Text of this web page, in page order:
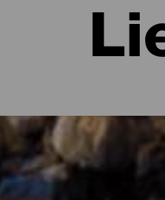
Les endroits les plus